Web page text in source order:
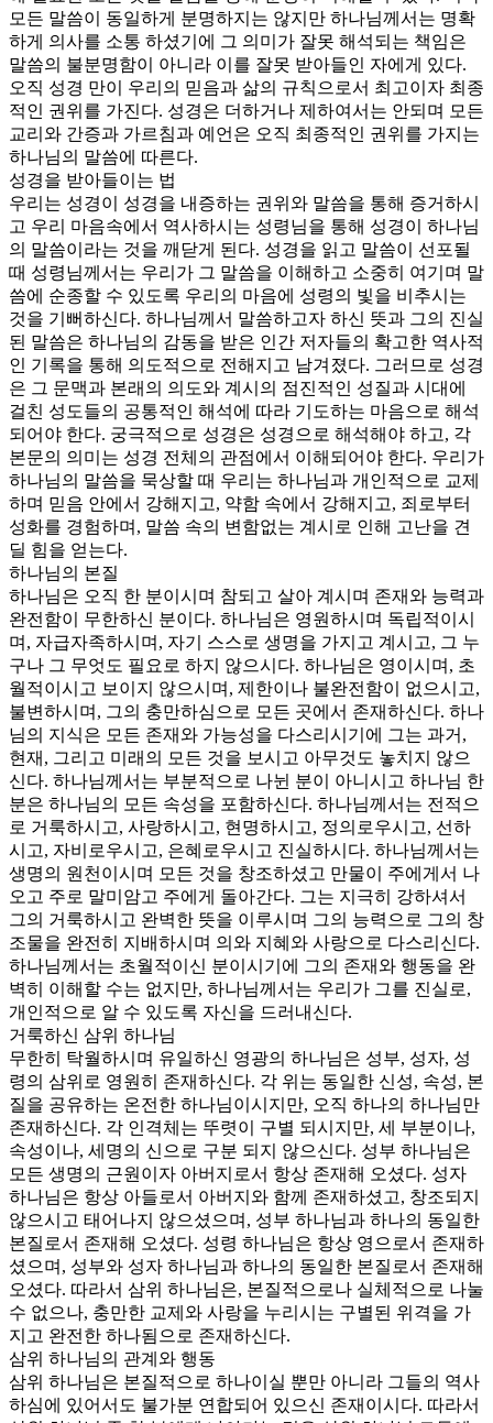
모든 말씀이 동일하게 분명하지는 않지만 하나님께서는 명확
하게 의사를 소통 하셨기에 그 의미가 잘못 해석되는 책임은
말씀의 불분명함이 아니라 이를 잘못 받아들인 자에게 있다.
오직 성경 만이 우리의 믿음과 삶의 규칙으로서 최고이자 최종
적인 권위를 가진다. 성경은 더하거나 제하여서는 안되며 모든
교리와 간증과 가르침과 예언은 오직 최종적인 권위를 가지는
하나님의 말씀에 따른다.
성경을 받아들이는 법
우리는 성경이 성경을 내증하는 권위와 말씀을 통해 증거하시
고 우리 마음속에서 역사하시는 성령님을 통해 성경이 하나님
의 말씀이라는 것을 깨닫게 된다. 성경을 읽고 말씀이 선포될
때 성령님께서는 우리가 그 말씀을 이해하고 소중히 여기며 말
씀에 순종할 수 있도록 우리의 마음에 성령의 빛을 비추시는
것을 기뻐하신다. 하나님께서 말씀하고자 하신 뜻과 그의 진실
된 말씀은 하나님의 감동을 받은 인간 저자들의 확고한 역사적
인 기록을 통해 의도적으로 전해지고 남겨졌다. 그러므로 성경
은 그 문맥과 본래의 의도와 계시의 점진적인 성질과 시대에
걸친 성도들의 공통적인 해석에 따라 기도하는 마음으로 해석
되어야 한다. 궁극적으로 성경은 성경으로 해석해야 하고, 각
본문의 의미는 성경 전체의 관점에서 이해되어야 한다. 우리가
하나님의 말씀을 묵상할 때 우리는 하나님과 개인적으로 교제
하며 믿음 안에서 강해지고, 약함 속에서 강해지고, 죄로부터
성화를 경험하며, 말씀 속의 변함없는 계시로 인해 고난을 견
딜 힘을 얻는다.
하나님의 본질
하나님은 오직 한 분이시며 참되고 살아 계시며 존재와 능력과
완전함이 무한하신 분이다. 하나님은 영원하시며 독립적이시
며, 자급자족하시며, 자기 스스로 생명을 가지고 계시고, 그 누
구나 그 무엇도 필요로 하지 않으시다. 하나님은 영이시며, 초
월적이시고 보이지 않으시며, 제한이나 불완전함이 없으시고,
불변하시며, 그의 충만하심으로 모든 곳에서 존재하신다. 하나
님의 지식은 모든 존재와 가능성을 다스리시기에 그는 과거,
현재, 그리고 미래의 모든 것을 보시고 아무것도 놓치지 않으
신다. 하나님께서는 부분적으로 나뉜 분이 아니시고 하나님 한
분은 하나님의 모든 속성을 포함하신다. 하나님께서는 전적으
로 거룩하시고, 사랑하시고, 현명하시고, 정의로우시고, 선하
시고, 자비로우시고, 은혜로우시고 진실하시다. 하나님께서는
생명의 원천이시며 모든 것을 창조하셨고 만물이 주에게서 나
오고 주로 말미암고 주에게 돌아간다. 그는 지극히 강하셔서
그의 거룩하시고 완벽한 뜻을 이루시며 그의 능력으로 그의 창
조물을 완전히 지배하시며 의와 지혜와 사랑으로 다스리신다.
하나님께서는 초월적이신 분이시기에 그의 존재와 행동을 완
벽히 이해할 수는 없지만, 하나님께서는 우리가 그를 진실로,
개인적으로 알 수 있도록 자신을 드러내신다.
거룩하신 삼위 하나님
무한히 탁월하시며 유일하신 영광의 하나님은 성부, 성자, 성
령의 삼위로 영원히 존재하신다. 각 위는 동일한 신성, 속성, 본
질을 공유하는 온전한 하나님이시지만, 오직 하나의 하나님만
존재하신다. 각 인격체는 뚜렷이 구별 되시지만, 세 부분이나,
속성이나, 세명의 신으로 구분 되지 않으신다. 성부 하나님은
모든 생명의 근원이자 아버지로서 항상 존재해 오셨다. 성자
하나님은 항상 아들로서 아버지와 함께 존재하셨고, 창조되지
않으시고 태어나지 않으셨으며, 성부 하나님과 하나의 동일한
본질로서 존재해 오셨다. 성령 하나님은 항상 영으로서 존재하
셨으며, 성부와 성자 하나님과 하나의 동일한 본질로서 존재해
오셨다. 따라서 삼위 하나님은, 본질적으로나 실체적으로 나눌
수 없으나, 충만한 교제와 사랑을 누리시는 구별된 위격을 가
지고 완전한 하나됨으로 존재하신다.
삼위 하나님의 관계와 행동
삼위 하나님은 본질적으로 하나이실 뿐만 아니라 그들의 역사
하심에 있어서도 불가분 연합되어 있으신 존재이시다. 따라서